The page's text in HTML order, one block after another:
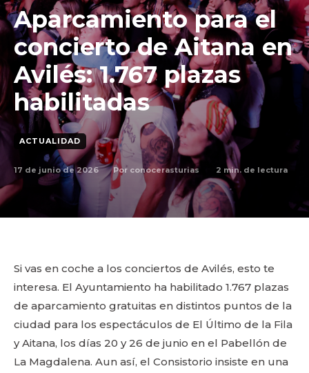
Aparcamiento para el
concierto de Aitana en
Avilés: 1.767 plazas
habilitadas
ACTUALIDAD
17 de junio de 2026 Por conocerasturias 2 min. de lectura
Si vas en coche a los conciertos de Avilés, esto te
interesa. El Ayuntamiento ha habilitado 1.767 plazas
de aparcamiento gratuitas en distintos puntos de la
ciudad para los espectáculos de El Último de la Fila
y Aitana, los días 20 y 26 de junio en el Pabellón de
La Magdalena. Aun así, el Consistorio insiste en una